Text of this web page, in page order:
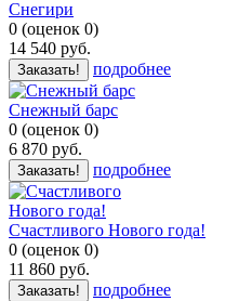
Снегири
0 (оценок 0)
14 540 руб.
Заказать! подробнее
Снежный барс
0 (оценок 0)
6 870 руб.
Заказать! подробнее
Счастливого Нового года!
0 (оценок 0)
11 860 руб.
Заказать! подробнее